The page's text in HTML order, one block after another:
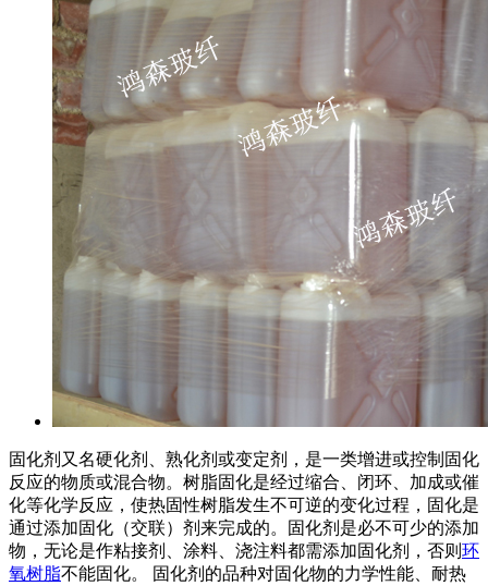
固化剂又名硬化剂、熟化剂或变定剂，是一类增进或控制固化
反应的物质或混合物。树脂固化是经过缩合、闭环、加成或催
化等化学反应，使热固性树脂发生不可逆的变化过程，固化是
通过添加固化（交联）剂来完成的。固化剂是必不可少的添加
物，无论是作粘接剂、涂料、浇注料都需添加固化剂，否则 环
氧树脂不能固化。 固化剂的品种对固化物的力学性能、耐热